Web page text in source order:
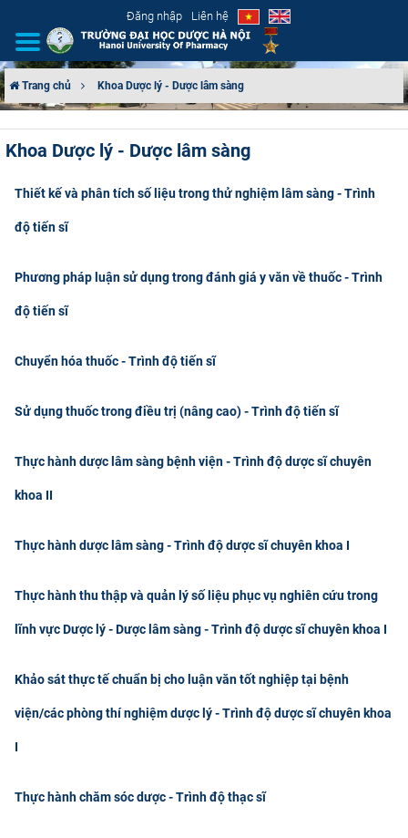
Đăng nhập Liên hệ
CƠ CẤU TỔ CHỨC
Trang chủ Khoa Dược lý - Dược lâm sàng
Khoa Dược lý - Dược lâm sàng
Thiết kế và phân tích số liệu trong thử nghiệm lâm sàng - Trình
độ tiến sĩ
Phương pháp luận sử dụng trong đánh giá y văn về thuốc - Trình
độ tiến sĩ
Chuyển hóa thuốc - Trình độ tiến sĩ
Sử dụng thuốc trong điều trị (nâng cao) - Trình độ tiến sĩ
Thực hành dược lâm sàng bệnh viện - Trình độ dược sĩ chuyên
khoa II
Thực hành dược lâm sàng - Trình độ dược sĩ chuyên khoa I
Thực hành thu thập và quản lý số liệu phục vụ nghiên cứu trong
lĩnh vực Dược lý - Dược lâm sàng - Trình độ dược sĩ chuyên khoa I
Khảo sát thực tế chuẩn bị cho luận văn tốt nghiệp tại bệnh
viện/các phòng thí nghiệm dược lý - Trình độ dược sĩ chuyên khoa
I
Thực hành chăm sóc dược - Trình độ thạc sĩ